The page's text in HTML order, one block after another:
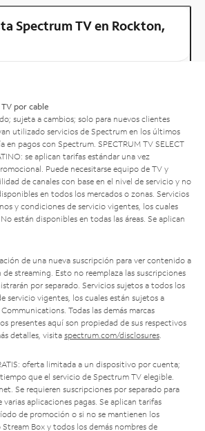
Spectrum TV en Rockton,
por cable
sujeta a cambios; solo para nuevos clientes
utilizado servicios de Spectrum en los últimos
en pagos con Spectrum. SPECTRUM TV SELECT
se aplican tarifas estándar una vez
Puede necesitarse equipo de TV y
de canales con base en el nivel de servicio y no
en todos los mercados o zonas. Servicios
y condiciones de servicio vigentes, los cuales
están disponibles en todas las áreas. Se aplican
de una nueva suscripción para ver contenido a
streaming. Esto no reemplaza las suscripciones
por separado. Servicios sujetos a todos los
servicio vigentes, los cuales están sujetos a
Todas las demás marcas
presentes aquí son propiedad de sus respectivos
detalles, visita spectrum.com/disclosures.
oferta limitada a un dispositivo por cuenta;
que el servicio de Spectrum TV elegible.
Se requieren suscripciones por separado para
aplicaciones pagas. Se aplican tarifas
de promoción o si no se mantienen los
Box y todos los demás nombres de